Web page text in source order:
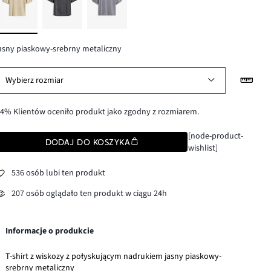
piaskowy-srebrny metaliczny
Wybierz rozmiar
Klientów oceniło produkt jako zgodny z rozmiarem.
DODAJ DO KOSZYKA
[node-product-
wishlist]
536 osób lubi ten produkt
207 osób oglądało ten produkt w ciągu 24h
Informacje o produkcie
T-shirt z wiskozy z połyskującym nadrukiem jasny piaskowy-
srebrny metaliczny